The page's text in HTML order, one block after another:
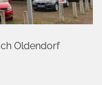
Oldendorf